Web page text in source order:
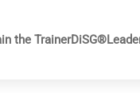
the TrainerDiSG®